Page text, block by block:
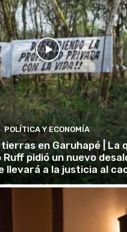
POLÍTICA Y ECONOMÍA
en Garuhapé | La
pidió un nuevo
llevará a la justicia al